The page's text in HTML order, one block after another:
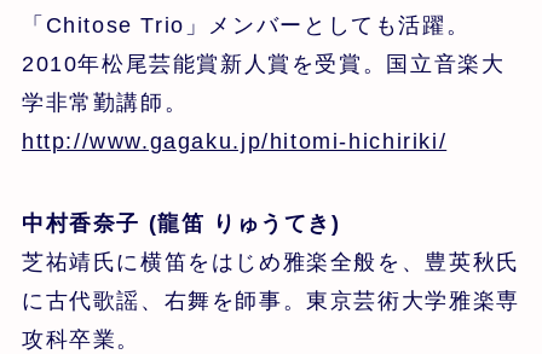
「Chitose Trio」メンバーとしても活躍。
2010年松尾芸能賞新人賞を受賞。国立音楽大
学非常勤講師。
http://www.gagaku.jp/hitomi-hichiriki/
中村香奈子 (龍笛 りゅうてき)
芝祐靖氏に横笛をはじめ雅楽全般を、豊英秋氏
に古代歌謡、右舞を師事。東京芸術大学雅楽専
攻科卒業。